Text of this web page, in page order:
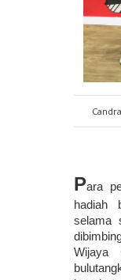
Para
hadiah
selama